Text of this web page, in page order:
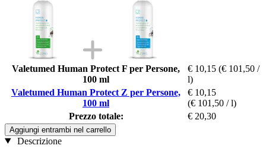
Valetumed Human Protect F per Persone,
100 ml
€ 10,15 (€ 101,50 /
l)
Valetumed Human Protect Z per Persone,
100 ml
€ 10,15
(€ 101,50 / l)
Prezzo totale:
€ 20,30
Aggiungi entrambi nel carrello
Descrizione